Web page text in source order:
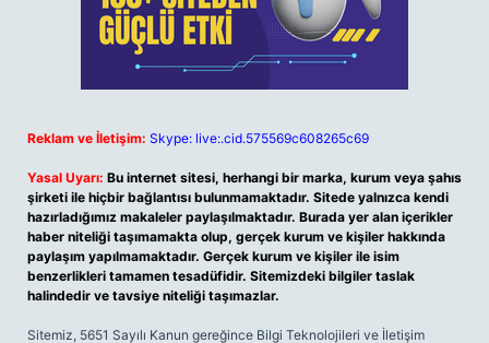
Reklam ve İletişim: Skype: live:.cid.575569c608265c69
Yasal Uyarı: Bu internet sitesi, herhangi bir marka, kurum veya şahıs
şirketi ile hiçbir bağlantısı bulunmamaktadır. Sitede yalnızca kendi
hazırladığımız makaleler paylaşılmaktadır. Burada yer alan içerikler
haber niteliği taşımamakta olup, gerçek kurum ve kişiler hakkında
paylaşım yapılmamaktadır. Gerçek kurum ve kişiler ile isim
benzerlikleri tamamen tesadüfidir. Sitemizdeki bilgiler taslak
halindedir ve tavsiye niteliği taşımazlar.
Sitemiz, 5651 Sayılı Kanun gereğince Bilgi Teknolojileri ve İletişim